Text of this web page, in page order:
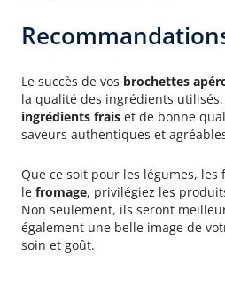
Le succès de vos brochettes
la qualité des ingrédients
ingrédients frais et de bonne
saveurs authentiques et
Que ce soit pour les légumes, les
le fromage, privilégiez les
Non seulement, ils seront
également une belle image de
soin et goût.